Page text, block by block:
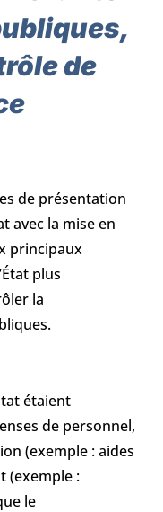
de
de présentation
avec la mise en
principaux
plus
la
étaient
de personnel,
(exemple : aides
(exemple :
le